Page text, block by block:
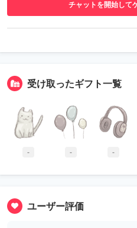
チャットを開始して
受け取ったギフト一覧
- - -
ユーザー評価